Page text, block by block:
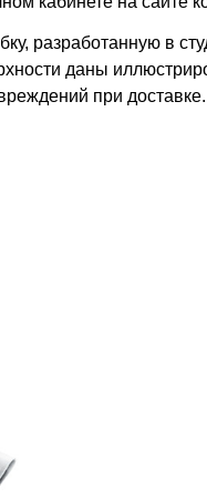
разработанную в
даны
при доставке.